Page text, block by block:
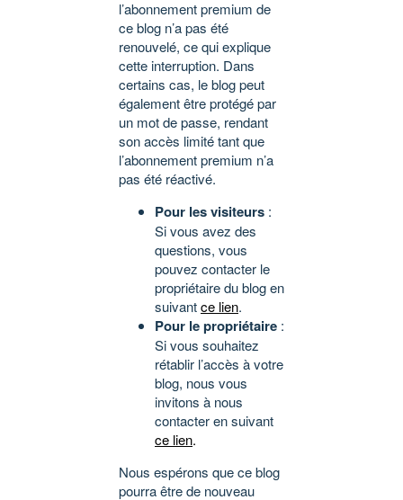
l’abonnement premium de
ce blog n’a pas été
renouvelé, ce qui explique
cette interruption. Dans
certains cas, le blog peut
également être protégé par
un mot de passe, rendant
son accès limité tant que
l’abonnement premium n’a
pas été réactivé.
Pour les visiteurs :
Si vous avez des
questions, vous
pouvez contacter le
propriétaire du blog en
suivantce lien.
Pour le propriétaire :
Si vous souhaitez
rétablir l’accès à votre
blog, nous vous
invitons à nous
contacter en suivant
ce lien.
Nous espérons que ce blog
pourra être de nouveau